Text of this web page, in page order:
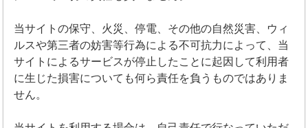
当サイトの保守、火災、停電、その他の自然災害、ウィ
ルスや第三者の妨害等行為による不可抗力によって、当
サイトによるサービスが停止したことに起因して利用者
に生じた損害についても何ら責任を負うものではありま
せん。